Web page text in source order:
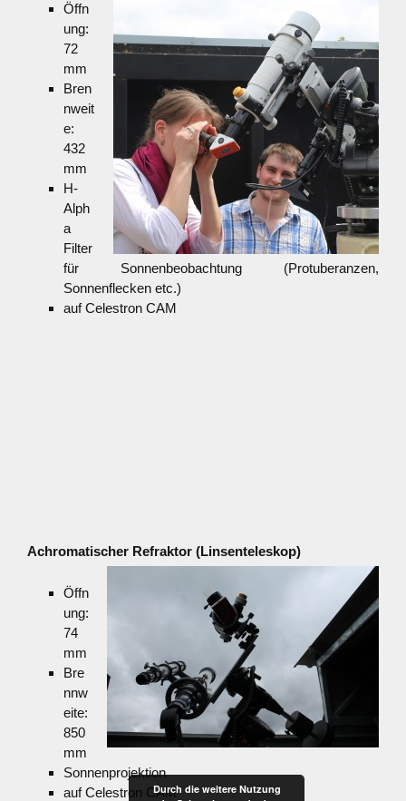
Öffn
ung:
72
mm
Bren
nweit
e:
432
mm
H-
Alph
a
Filter
für Sonnenbeobachtung (Protuberanzen,
Sonnenflecken etc.)
auf Celestron CAM
Achromatischer Refraktor (Linsenteleskop)
Öffn
ung:
74
mm
Bre
nnw
eite:
850
mm
Sonnenprojektion
auf Celestron CAMDurch die weitere Nutzung